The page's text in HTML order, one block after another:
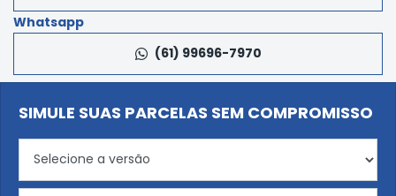
SIMULE SUAS PARCELAS SEM COMPROMISSO
Whatsapp
(61) 99696-7970